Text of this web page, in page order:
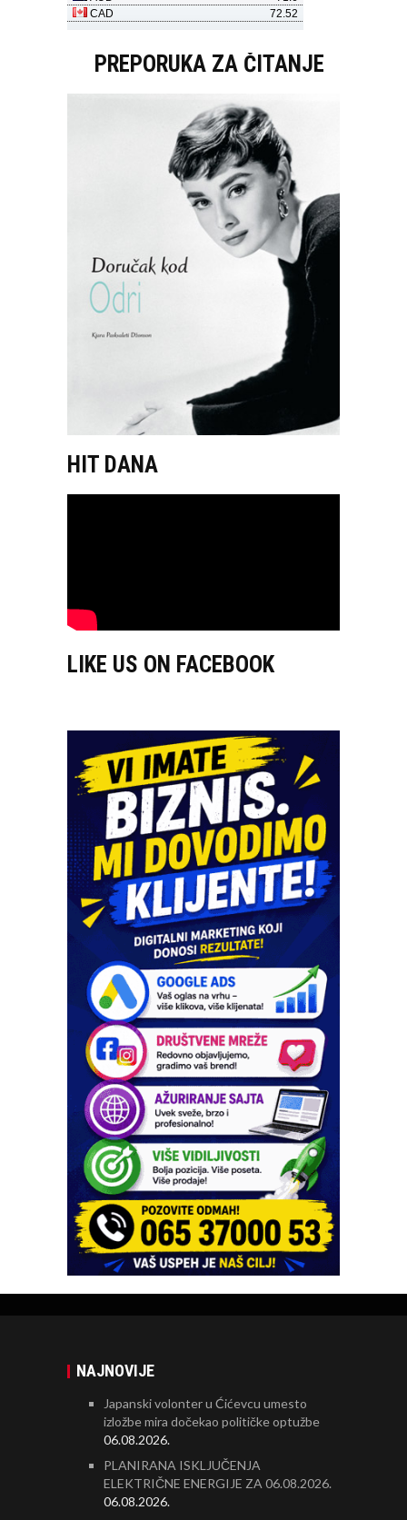
PREPORUKA ZA ČITANJE
HIT DANA
LIKE US ON FACEBOOK
NAJNOVIJE
Japanski volonter u Ćićevcu umesto
izložbe mira dočekao političke optužbe
06.08.2026.
PLANIRANA ISKLJUČENJA
ELEKTRIČNE ENERGIJE ZA 06.08.2026.
06.08.2026.